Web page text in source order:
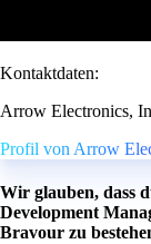
Kontaktdaten:
Arrow Electronics,
Profil von Arrow
Wir glauben, dass
Development
Bravour zu